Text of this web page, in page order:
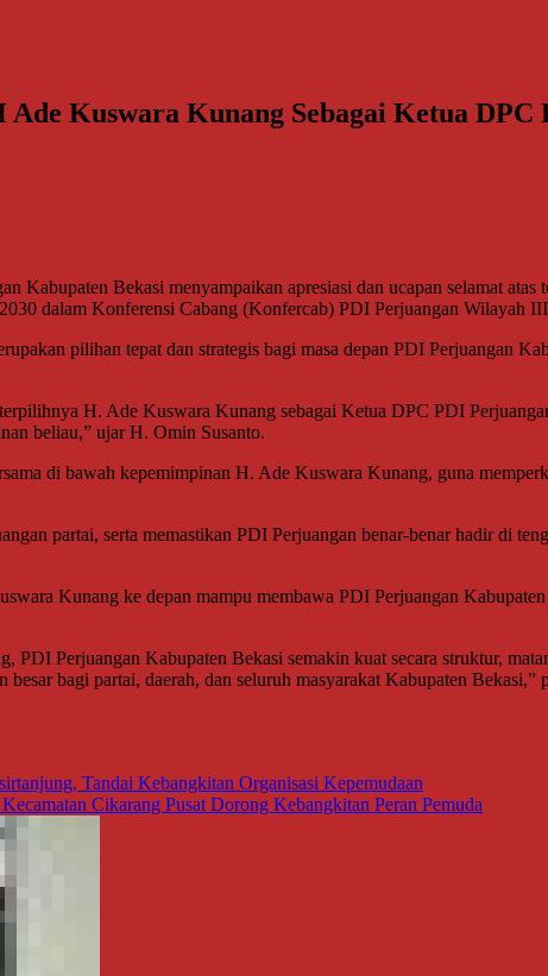
Kuswara Kunang Sebagai Ketua
Kabupaten Bekasi menyampaikan apresiasi dan ucapan selamat
dalam Konferensi Cabang (Konfercab) PDI Perjuangan Wilayah
pilihan tepat dan strategis bagi masa depan PDI Perjuangan
H. Ade Kuswara Kunang sebagai Ketua DPC PDI
beliau,” ujar H. Omin Susanto.
di bawah kepemimpinan H. Ade Kuswara Kunang, guna
partai, serta memastikan PDI Perjuangan benar-benar hadir di
Kunang ke depan mampu membawa PDI Perjuangan
Perjuangan Kabupaten Bekasi semakin kuat secara struktur,
bagi partai, daerah, dan seluruh masyarakat Kabupaten Bekasi,”
Tandai Kebangkitan Organisasi Kepemudaan
Cikarang Pusat Dorong Kebangkitan Peran Pemuda